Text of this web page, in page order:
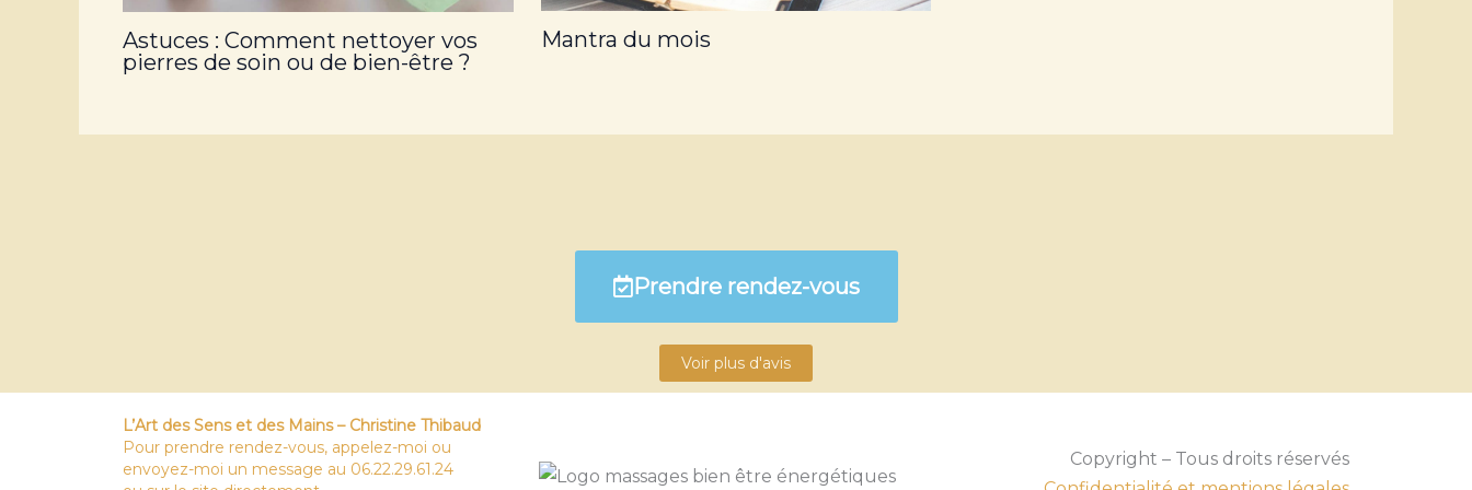
Astuces : Comment nettoyer vos
pierres de soin ou de bien-être ?
Mantra du mois
Prendre rendez-vous
Voir plus d'avis
L’Art des Sens et des Mains – Christine Thibaud
Pour prendre rendez-vous, appelez-moi ou
envoyez-moi un message au 06.22.29.61.24
Copyright – Tous droits réservés